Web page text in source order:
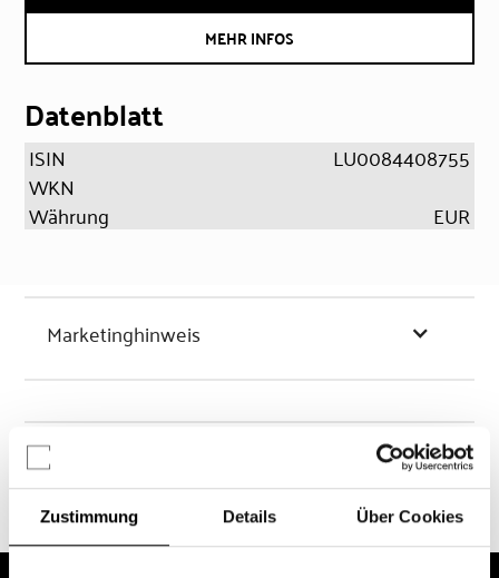
Zustimmung Details Über Cookies
MEHR INFOS
Datenblatt
ISIN
LU0084408755
WKN
Währung
EUR
Marketinghinweis
Chancen & Risiken